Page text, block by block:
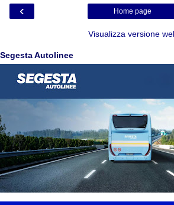
‹ Home page
Visualizza versione
Segesta Autolinee